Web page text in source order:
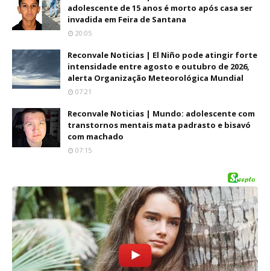
adolescente de 15 anos é morto após casa ser
invadida em Feira de Santana
20:05
Reconvale Noticias | El Niño pode atingir forte
intensidade entre agosto e outubro de 2026,
alerta Organização Meteorológica Mundial
07:21
Reconvale Noticias | Mundo: adolescente com
transtornos mentais mata padrasto e bisavó
com machado
07:15